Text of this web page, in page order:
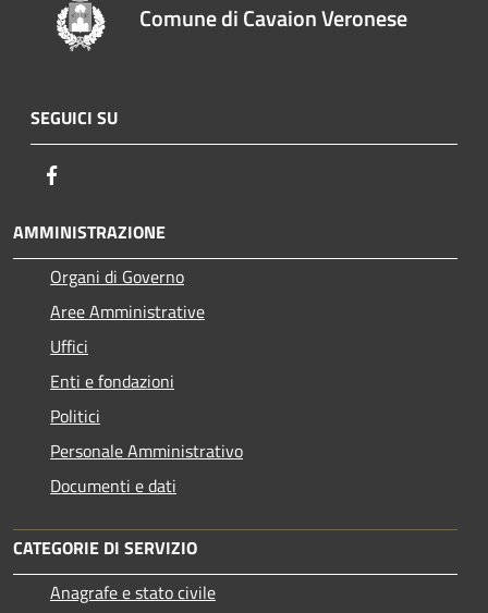
Comune di Cavaion Veronese
SEGUICI SU
AMMINISTRAZIONE
Organi di Governo
Aree Amministrative
Uffici
Enti e fondazioni
Politici
Personale Amministrativo
Documenti e dati
CATEGORIE DI SERVIZIO
Anagrafe e stato civile